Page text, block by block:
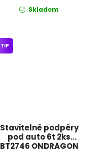
Skladem
Stavitelné podpěry
pod auto 6t 2ks
BT2746 ONDRAGON
TIP